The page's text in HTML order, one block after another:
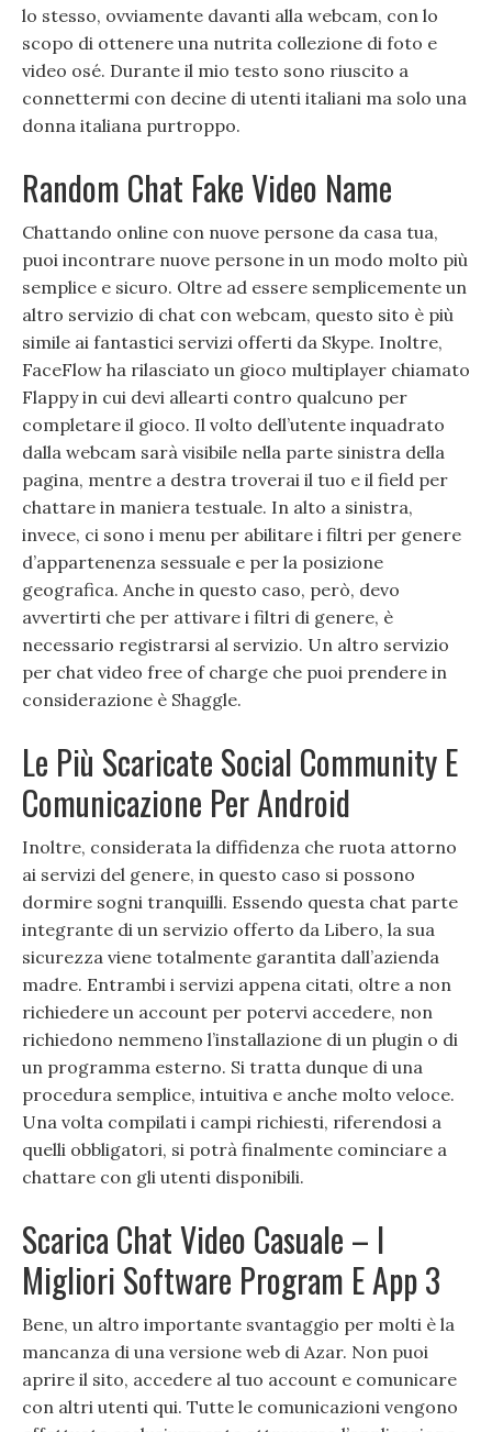
lo stesso, ovviamente davanti alla webcam, con lo
scopo di ottenere una nutrita collezione di foto e
video osé. Durante il mio testo sono riuscito a
connettermi con decine di utenti italiani ma solo una
donna italiana purtroppo.
Random Chat Fake Video Name
Chattando online con nuove persone da casa tua,
puoi incontrare nuove persone in un modo molto più
semplice e sicuro. Oltre ad essere semplicemente un
altro servizio di chat con webcam, questo sito è più
simile ai fantastici servizi offerti da Skype. Inoltre,
FaceFlow ha rilasciato un gioco multiplayer chiamato
Flappy in cui devi allearti contro qualcuno per
completare il gioco. Il volto dell’utente inquadrato
dalla webcam sarà visibile nella parte sinistra della
pagina, mentre a destra troverai il tuo e il field per
chattare in maniera testuale. In alto a sinistra,
invece, ci sono i menu per abilitare i filtri per genere
d’appartenenza sessuale e per la posizione
geografica. Anche in questo caso, però, devo
avvertirti che per attivare i filtri di genere, è
necessario registrarsi al servizio. Un altro servizio
per chat video free of charge che puoi prendere in
considerazione è Shaggle.
Le Più Scaricate Social Community E
Comunicazione Per Android
Inoltre, considerata la diffidenza che ruota attorno
ai servizi del genere, in questo caso si possono
dormire sogni tranquilli. Essendo questa chat parte
integrante di un servizio offerto da Libero, la sua
sicurezza viene totalmente garantita dall’azienda
madre. Entrambi i servizi appena citati, oltre a non
richiedere un account per potervi accedere, non
richiedono nemmeno l’installazione di un plugin o di
un programma esterno. Si tratta dunque di una
procedura semplice, intuitiva e anche molto veloce.
Una volta compilati i campi richiesti, riferendosi a
quelli obbligatori, si potrà finalmente cominciare a
chattare con gli utenti disponibili.
Scarica Chat Video Casuale – I
Migliori Software Program E App 3
Bene, un altro importante svantaggio per molti è la
mancanza di una versione web di Azar. Non puoi
aprire il sito, accedere al tuo account e comunicare
con altri utenti qui. Tutte le comunicazioni vengono